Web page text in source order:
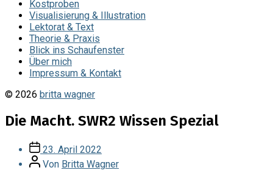
Kostproben
Visualisierung & Illustration
Lektorat & Text
Theorie & Praxis
Blick ins Schaufenster
Über mich
Impressum & Kontakt
© 2026 britta wagner
Die Macht. SWR2 Wissen Spezial
Veröffentlichungsdatum
23. April 2022
Beitragsautor
Von Britta Wagner